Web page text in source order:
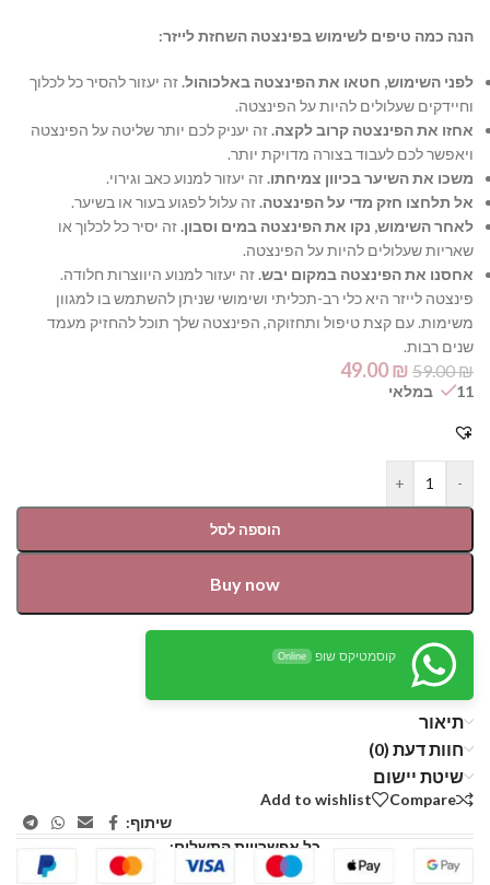
הנה כמה טיפים לשימוש בפינצטה השחזת לייזר:
לפני השימוש, חטאו את הפינצטה באלכוהול.זה יעזור להסיר כל לכלוך
וחיידקים שעלולים להיות על הפינצטה.
אחזו את הפינצטה קרוב לקצה.זה יעניק לכם יותר שליטה על הפינצטה
ויאפשר לכם לעבוד בצורה מדויקת יותר.
משכו את השיער בכיוון צמיחתו.זה יעזור למנוע כאב וגירוי.
אל תלחצו חזק מדי על הפינצטה.זה עלול לפגוע בעור או בשיער.
לאחר השימוש, נקו את הפינצטה במים וסבון.זה יסיר כל לכלוך או
שאריות שעלולים להיות על הפינצטה.
אחסנו את הפינצטה במקום יבש.זה יעזור למנוע היווצרות חלודה.
פינצטה לייזר היא כלי רב-תכליתי ושימושי שניתן להשתמש בו למגוון
משימות. עם קצת טיפול ותחזוקה, הפינצטה שלך תוכל להחזיק מעמד
שנים רבות.
59.00₪
49.00₪
11 במלאי
-
+
הוספה לסל
Buy now
קוסמטיקס שופ Online
תיאור
חוות דעת (0)
שיטת יישום
Compare
Add to wishlist
שיתוף:
כל אפשרויות התשלום: